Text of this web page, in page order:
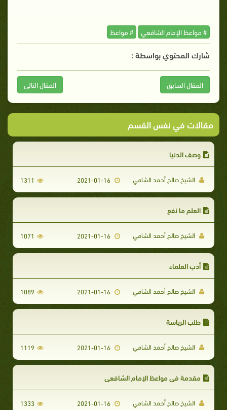
# مواعظ الإمام الشافعي # مواعظ
شارك المحتوي بواسطة :
المقال السابق المقال التالى
مقالات في نفس القسم
وصف الدنيا
الشيخ صالح أحمد الشامي 2021-01-16
1311
العلم ما نفع
الشيخ صالح أحمد الشامي 2021-01-16
1071
أدب العلماء
الشيخ صالح أحمد الشامي 2021-01-16
1089
طلب الرياسة
الشيخ صالح أحمد الشامي 2021-01-16
1119
مقدمة في مواعظ الإمام الشافعي
الشيخ صالح أحمد الشامي 2021-01-16
1333